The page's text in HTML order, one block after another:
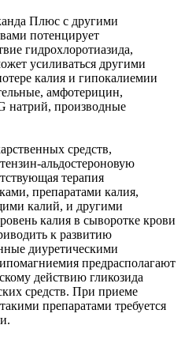
Плюс с другими
потенцирует
гидрохлоротиазида,
усиливаться другими
калия и гипокалиемии
амфотерицин,
натрий, производные
средств,
альдостероновую
терапия
препаратами калия,
калий, и другими
калия в сыворотке крови
к развитию
диуретическими
предрасполагают
действию гликозида
средств. При приеме
препаратами требуется